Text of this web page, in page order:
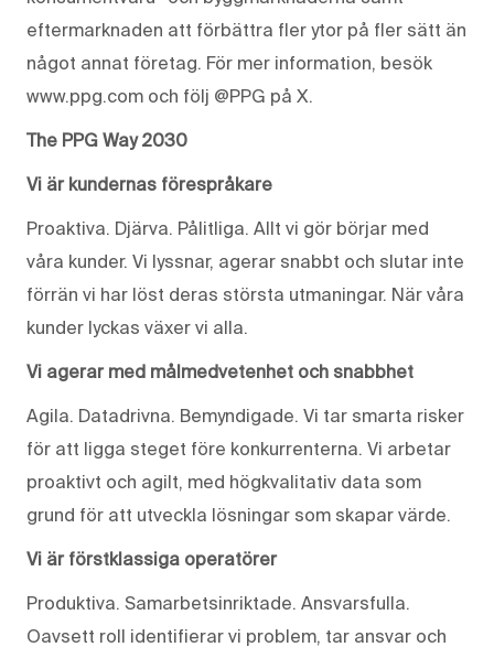
eftermarknaden att förbättra fler ytor på fler sätt än
något annat företag. För mer information, besök
www.ppg.com och följ @PPG på X.
The PPG Way 2030
Vi är kundernas förespråkare
Proaktiva. Djärva. Pålitliga. Allt vi gör börjar med
våra kunder. Vi lyssnar, agerar snabbt och slutar inte
förrän vi har löst deras största utmaningar. När våra
kunder lyckas växer vi alla.
Vi agerar med målmedvetenhet och snabbhet
Agila. Datadrivna. Bemyndigade. Vi tar smarta risker
för att ligga steget före konkurrenterna. Vi arbetar
proaktivt och agilt, med högkvalitativ data som
grund för att utveckla lösningar som skapar värde.
Vi är förstklassiga operatörer
Produktiva. Samarbetsinriktade. Ansvarsfulla.
Oavsett roll identifierar vi problem, tar ansvar och